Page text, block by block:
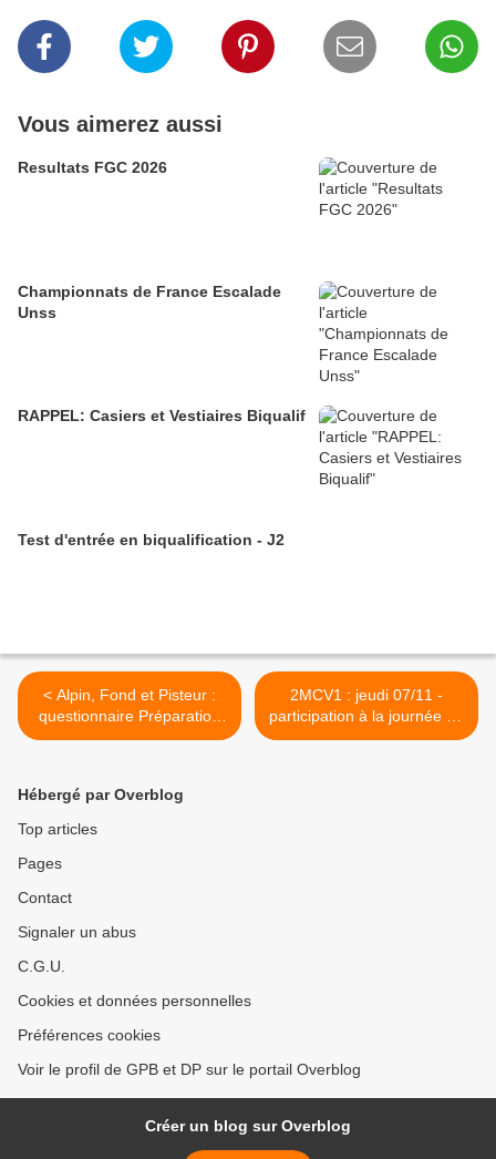
Vous aimerez aussi
Resultats FGC 2026
Championnats de France Escalade
Unss
RAPPEL: Casiers et Vestiaires Biqualif
Test d'entrée en biqualification - J2
< Alpin, Fond et Pisteur :
questionnaire Préparation
Mentale
2MCV1 : jeudi 07/11 -
participation à la journée de
l'association Athlètes
Hébergé par Overblog
Top articles
Pages
Contact
Signaler un abus
C.G.U.
Cookies et données personnelles
Préférences cookies
Voir le profil de GPB et DP sur le portail Overblog
Créer un blog sur Overblog